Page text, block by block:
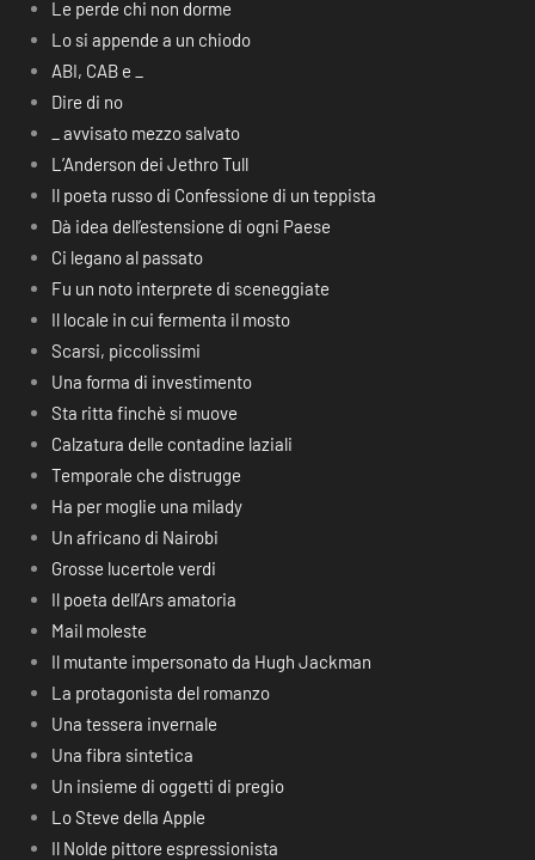
Le perde chi non dorme
Lo si appende a un chiodo
ABI, CAB e _
Dire di no
_ avvisato mezzo salvato
L’Anderson dei Jethro Tull
Il poeta russo di Confessione di un teppista
Dà idea dell’estensione di ogni Paese
Ci legano al passato
Fu un noto interprete di sceneggiate
Il locale in cui fermenta il mosto
Scarsi, piccolissimi
Una forma di investimento
Sta ritta finchè si muove
Calzatura delle contadine laziali
Temporale che distrugge
Ha per moglie una milady
Un africano di Nairobi
Grosse lucertole verdi
Il poeta dell’Ars amatoria
Mail moleste
Il mutante impersonato da Hugh Jackman
La protagonista del romanzo
Una tessera invernale
Una fibra sintetica
Un insieme di oggetti di pregio
Lo Steve della Apple
Il Nolde pittore espressionista